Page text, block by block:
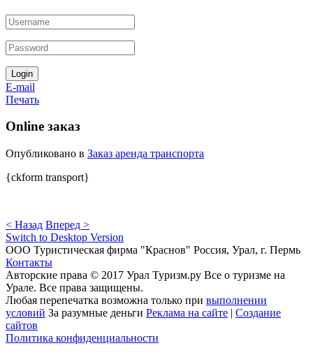
E-mail
Печать
Online заказ
Опубликовано в Заказ аренда транспорта
{ckform transport}
< Назад Вперед >
Switch to Desktop Version
ООО Туристическая фирма "Краснов" Россия, Урал, г. Пермь
Контакты
Авторские права © 2017 Урал Туризм.ру Все о туризме на
Урале. Все права защищены.
Любая перепечатка возможна только при выполнении
условий За разумные деньги Реклама на сайте | Создание
сайтов
Политика конфиденциальности